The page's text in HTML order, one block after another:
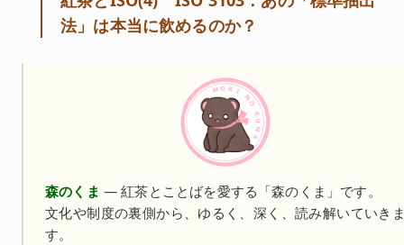
法」は本当に飲めるのか？
森のくま — 紅茶とことばを愛する「森のくま」です。
文化や制度の裏側から、ゆるく、深く、読み解いていき
す。